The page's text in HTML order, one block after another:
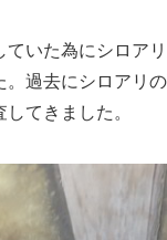
いた為にシロア
過去にシロアリ
てきました。